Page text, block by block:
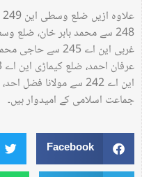
جماعت اسلامی کے امیدوار ہیں۔
Facebook